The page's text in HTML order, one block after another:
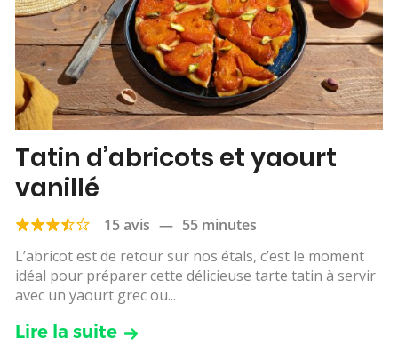
Tatin d’abricots et yaourt
vanillé
15 avis — 55 minutes
L’abricot est de retour sur nos étals, c’est le moment
idéal pour préparer cette délicieuse tarte tatin à servir
avec un yaourt grec ou...
Lire la suite